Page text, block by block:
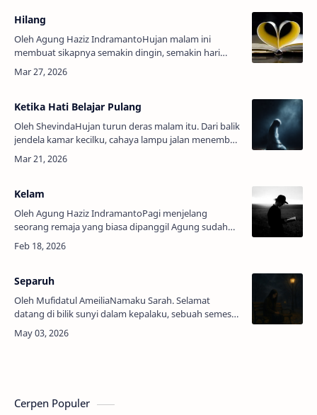
Hilang
Oleh Agung Haziz IndramantoHujan malam ini
membuat sikapnya semakin dingin, semakin hari
rasanya semakin yakin, senang menanti yang tak
pasti, dan suka menyakiti diri sendiri …
Ketika Hati Belajar Pulang
Oleh ShevindaHujan turun deras malam itu. Dari balik
jendela kamar kecilku, cahaya lampu jalan menembus
tirai tipis dan membentuk bayangan samar di
dinding. Aku duduk di tepi …
Kelam
Oleh Agung Haziz IndramantoPagi menjelang
seorang remaja yang biasa dipanggil Agung sudah
sibuk memasak air untuk membuat secangkir teh.
Agung adalah seorang pria mungil yang memil…
Separuh
Oleh Mufidatul AmeiliaNamaku Sarah. Selamat
datang di bilik sunyi dalam kepalaku, sebuah semesta
yang teranyam dari untaian halu, harapan yang
terlalu menjulang, dan riuh kenangan …
Cerpen Populer